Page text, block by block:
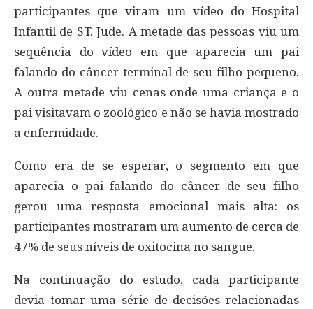
participantes que viram um vídeo do Hospital
Infantil de ST. Jude. A metade das pessoas viu um
sequência do vídeo em que aparecia um pai
falando do câncer terminal de seu filho pequeno.
A outra metade viu cenas onde uma criança e o
pai visitavam o zoológico e não se havia mostrado
a enfermidade.
Como era de se esperar, o segmento em que
aparecia o pai falando do câncer de seu filho
gerou uma resposta emocional mais alta: os
participantes mostraram um aumento de cerca de
47% de seus níveis de oxitocina no sangue.
Na continuação do estudo, cada participante
devia tomar uma série de decisões relacionadas